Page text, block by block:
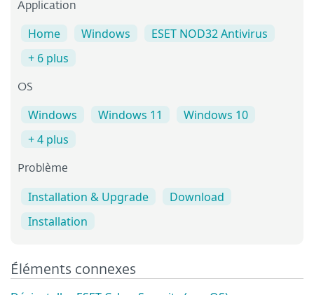
Application
Home Windows
ESET NOD32 Antivirus
+ 6 plus
OS
Windows Windows 11
Windows 10
+ 4 plus
Problème
Installation & Upgrade
Download
Installation
Éléments connexes